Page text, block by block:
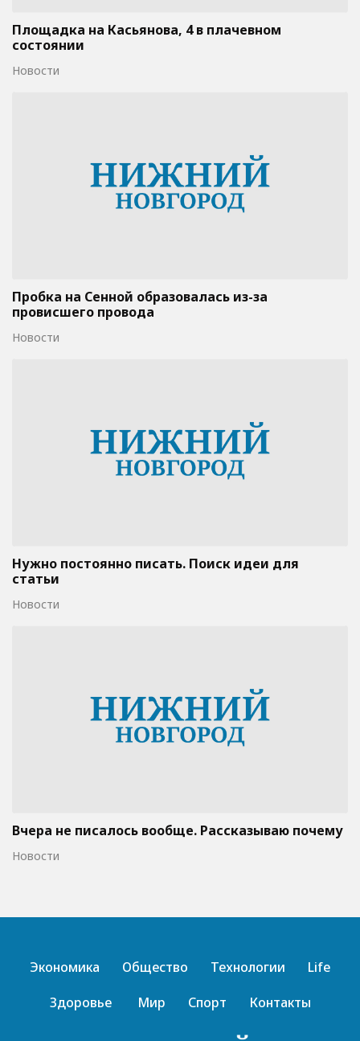
Площадка на Касьянова, 4 в плачевном
состоянии
Новости
Пробка на Сенной образовалась из-за
провисшего провода
Новости
Нужно постоянно писать. Поиск идеи для
статьи
Новости
Вчера не писалось вообще. Рассказываю почему
Новости
Экономика Общество Технологии
Life
Здоровье
Мир Спорт Контакты